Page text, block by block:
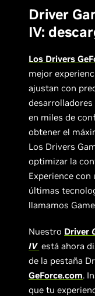
Driver
IV:
Los Drivers
mejor
ajustan con
en miles de
obtener el
Los Drivers
optimizar la
Experience
últimas
llamamos
Nuestro Driver
IV está ahora
de la pestaña
GeForce.com.
que tu